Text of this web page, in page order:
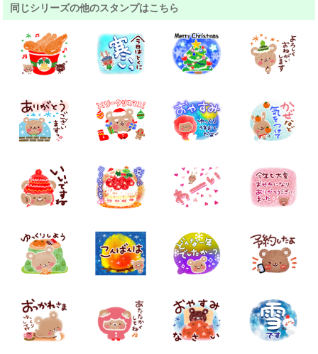
同じシリーズの他のスタンプはこちら